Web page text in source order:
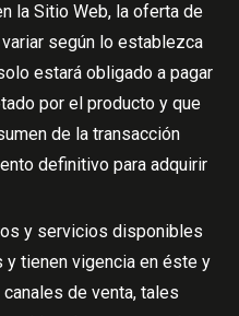
la Sitio Web, la oferta de
según lo establezca
estará obligado a pagar
por el producto y que
de la transacción
definitivo para adquirir
y servicios disponibles
tienen vigencia en éste y
de venta, tales